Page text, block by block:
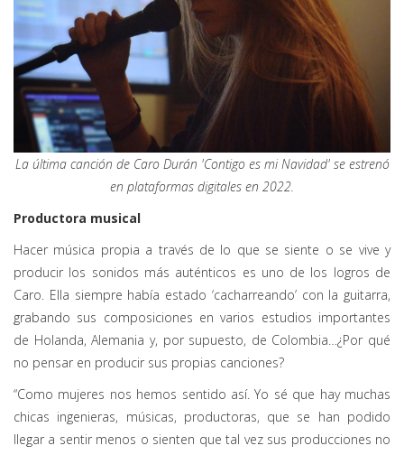
La última canción de Caro Durán 'Contigo es mi Navidad' se estrenó
en plataformas digitales en 2022.
Productora musical
Hacer música propia a través de lo que se siente o se vive y
producir los sonidos más auténticos es uno de los logros de
Caro. Ella siempre había estado ‘cacharreando’ con la guitarra,
grabando sus composiciones en varios estudios importantes
de Holanda, Alemania y, por supuesto, de Colombia…¿Por qué
no pensar en producir sus propias canciones?
“Como mujeres nos hemos sentido así. Yo sé que hay muchas
chicas ingenieras, músicas, productoras, que se han podido
llegar a sentir menos o sienten que tal vez sus producciones no